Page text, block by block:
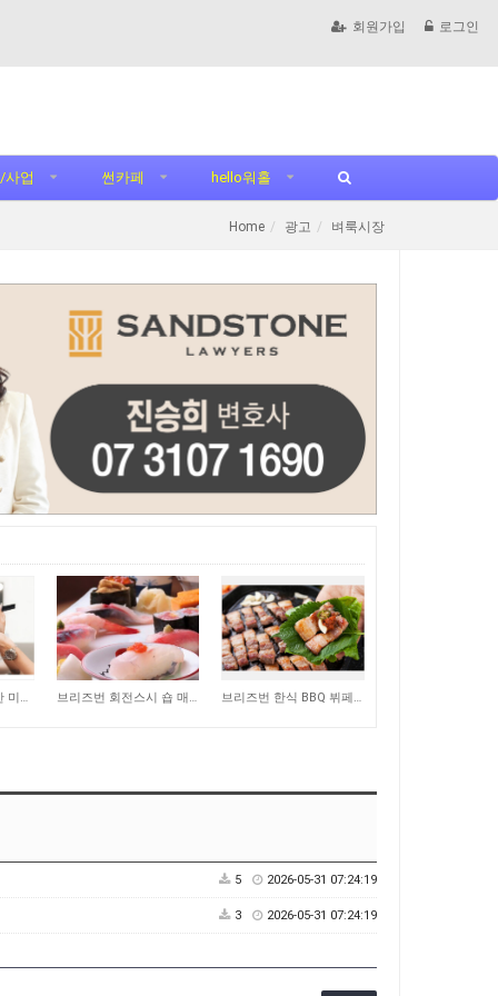
회원가입 로그인
사업 썬카페 hello워홀
Home 광고 벼룩시장
골드코스트에 위치한 미용실 매매합니다 252 브리즈번 회전스시 숍 매매합니다 254 브리즈번 한식 BBQ 뷔페 레스토랑 매매합니다
5 2026-05-31 07:24:19
3 2026-05-31 07:24:19